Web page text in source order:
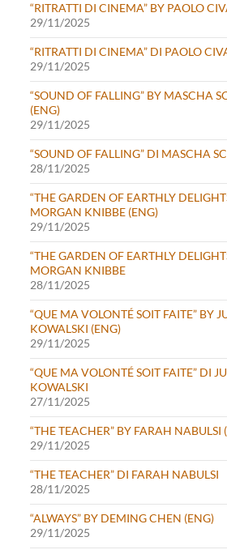
“RITRATTI DI CINEMA” BY PAOLO
29/11/2025
“RITRATTI DI CINEMA” DI PAOLO
29/11/2025
“SOUND OF FALLING” BY MASCHA
(ENG)
29/11/2025
“SOUND OF FALLING” DI MASCHA
28/11/2025
“THE GARDEN OF EARTHLY
MORGAN KNIBBE (ENG)
29/11/2025
“THE GARDEN OF EARTHLY
MORGAN KNIBBE
28/11/2025
“QUE MA VOLONTÉ SOIT FAITE” BY
KOWALSKI (ENG)
29/11/2025
“QUE MA VOLONTÉ SOIT FAITE” DI
KOWALSKI
27/11/2025
“THE TEACHER” BY FARAH NABULSI
29/11/2025
“THE TEACHER” DI FARAH NABULSI
28/11/2025
“ALWAYS” BY DEMING CHEN (ENG)
29/11/2025